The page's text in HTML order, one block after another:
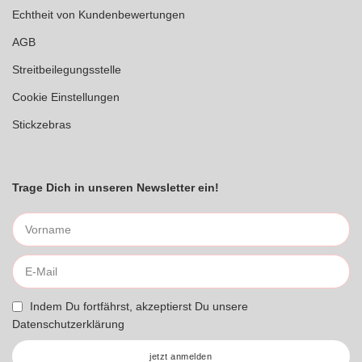
Echtheit von Kundenbewertungen
AGB
Streitbeilegungsstelle
Cookie Einstellungen
Stickzebras
Trage Dich in unseren Newsletter ein!
Indem Du fortfährst, akzeptierst Du unsere
Datenschutzerklärung
jetzt anmelden